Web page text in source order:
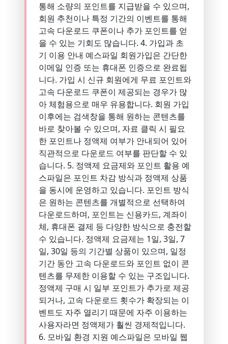
통해 소량의 포인트를 지급받을 수 있으며,
회원 추천이나 특정 기간의 이벤트를 통해
고속 다운로드 쿠폰이나 추가 포인트를 얻
을 수 있는 기회도 많습니다. 4. 가입과 초
기 이용 안내 예스파일 회원가입은 간단한
이메일 인증 또는 휴대폰 인증으로 완료됩
니다. 가입 시 신규 회원에게 무료 포인트와
고속 다운로드 쿠폰이 제공되는 경우가 많
아 체험용으로 매우 유용합니다. 회원 가입
이후에는 검색창을 통해 원하는 콘텐츠를
바로 찾아볼 수 있으며, 자료 클릭 시 필요
한 포인트나 정액제 여부가 안내되어 있어
직관적으로 다운로드 여부를 판단할 수 있
습니다. 5. 정액제 요금제와 포인트 활용 예
스파일은 포인트 차감 방식과 정액제 상품
을 동시에 운영하고 있습니다. 포인트 방식
은 원하는 콘텐츠를 개별적으로 선택하여
다운로드하며, 포인트는 신용카드, 계좌이
체, 휴대폰 결제 등 다양한 방식으로 충전할
수 있습니다. 정액제 요금제는 1일, 3일, 7
일, 30일 등의 기간별 상품이 있으며, 일정
기간 동안 고속 다운로드와 포인트 없이 콘
텐츠를 무제한 이용할 수 있는 구조입니다.
정액제 구매 시 일부 포인트가 추가로 제공
되거나, 고속 다운로드 횟수가 확장되는 이
벤트도 자주 열리기 때문에 자주 이용하는
사용자라면 정액제가 훨씬 경제적입니다.
6. 모바일 환경 지원 예스파일은 모바일 웹